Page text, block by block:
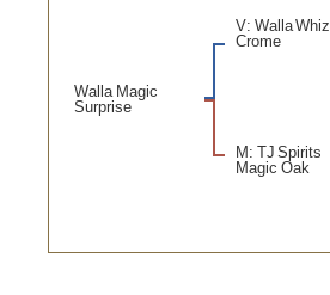
Walla Magic
Surprise
V: Walla Whiz
Crome
M: TJ Spirits
Magic Oak